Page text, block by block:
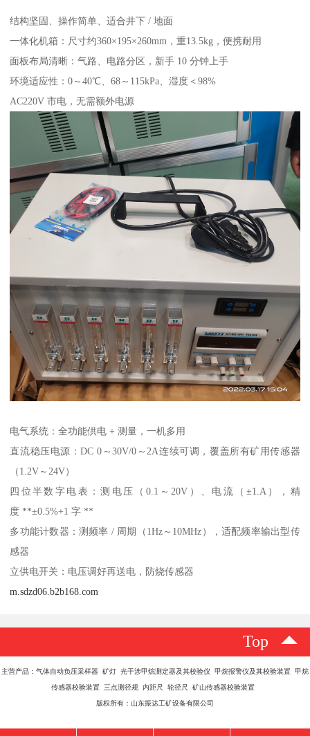
结构坚固、操作简单、适合井下 / 地面
一体化机箱：尺寸约360×195×260mm，重13.5kg，便携耐用
面板布局清晰：气路、电路分区，新手 10 分钟上手
环境适应性：0～40℃、68～115kPa、湿度＜98%
AC220V 市电，无需额外电源
电气系统：全功能供电 + 测量，一机多用
直流稳压电源：DC 0～30V/0～2A连续可调，覆盖所有矿用传感器
（1.2V～24V）
四位半数字电表：测电压（0.1～20V）、电流（±1.A），精
度 **±0.5%+1 字 **
多功能计数器：测频率 / 周期（1Hz～10MHz），适配频率输出型传
感器
立供电开关：电压调好再送电，防烧传感器
m.sdzd06.b2b168.com
Top
主营产品：气体自动负压采样器 矿灯 光干涉甲烷测定器及其校验仪 甲烷报警仪及其校验装置 甲烷
传感器校验装置 三点测径规 内距尺 轮径尺 矿山传感器校验装置
版权所有：山东振达工矿设备有限公司